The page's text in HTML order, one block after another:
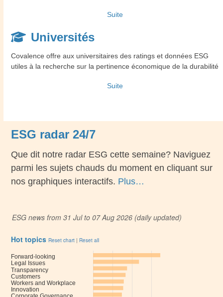
Suite
Universités
Covalence offre aux universitaires des ratings et données ESG
utiles à la recherche sur la pertinence économique de la durabilité
Suite
ESG radar 24/7
Que dit notre radar ESG cette semaine? Naviguez
parmi les sujets chauds du moment en cliquant sur
nos graphiques interactifs. Plus…